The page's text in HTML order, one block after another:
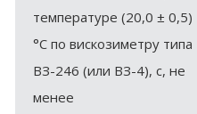
температуре (20,0 ± 0,5)
°С по вискозиметру типа
ВЗ-246 (или ВЗ-4), с, не
менее